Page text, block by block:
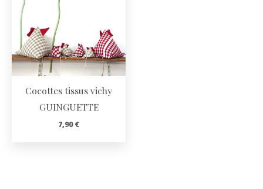
Cocottes tissus vichy
GUINGUETTE
7,90€